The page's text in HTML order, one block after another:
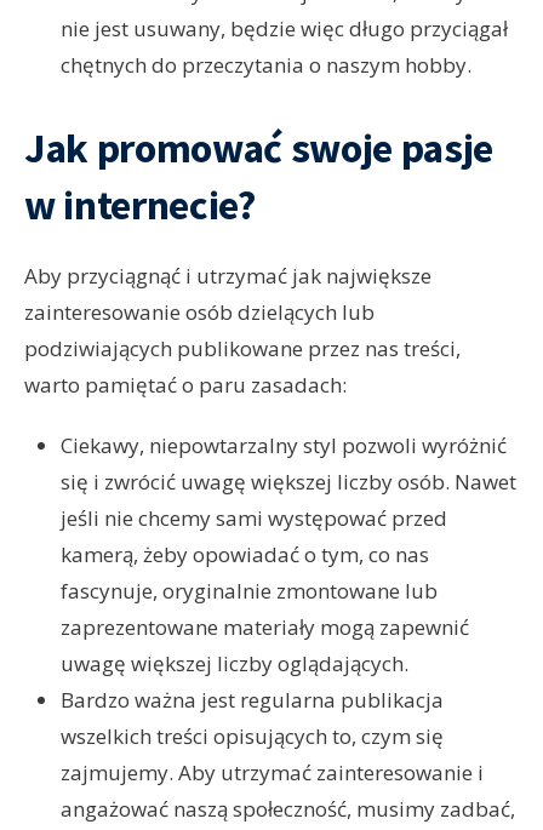
nie jest usuwany, będzie więc długo przyciągał
chętnych do przeczytania o naszym hobby.
Jak promować swoje pasje
w internecie?
Aby przyciągnąć i utrzymać jak największe
zainteresowanie osób dzielących lub
podziwiających publikowane przez nas treści,
warto pamiętać o paru zasadach:
Ciekawy, niepowtarzalny styl pozwoli wyróżnić
się i zwrócić uwagę większej liczby osób. Nawet
jeśli nie chcemy sami występować przed
kamerą, żeby opowiadać o tym, co nas
fascynuje, oryginalnie zmontowane lub
zaprezentowane materiały mogą zapewnić
uwagę większej liczby oglądających.
Bardzo ważna jest regularna publikacja
wszelkich treści opisujących to, czym się
zajmujemy. Aby utrzymać zainteresowanie i
angażować naszą społeczność, musimy zadbać,